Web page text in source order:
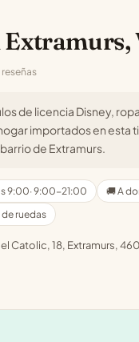
Extramurs,
reseñas
de licencia Disney,
importados en esta
de Extramurs.
9:00· 9:00-21:00
🚚 A
de ruedas
el Catolic, 18, Extramurs,